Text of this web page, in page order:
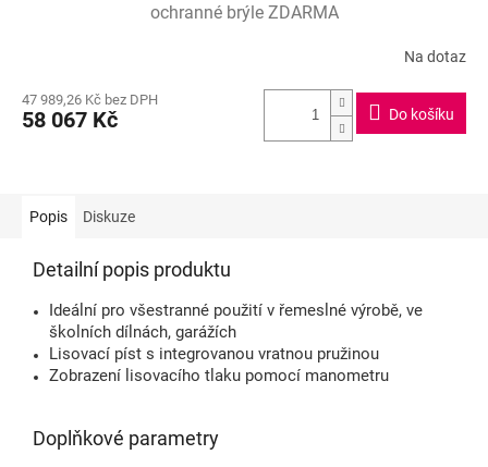
R
M
A
ochranné brýle ZDARMA
produktu
je
Na dotaz
47 989,26 Kč bez DPH
58 067 Kč Do košíku
Popis Diskuze
Detailní popis produktu
Ideální pro všestranné použití v řemeslné výrobě, ve
školních dílnách, garážích
Lisovací píst s integrovanou vratnou pružinou
Zobrazení lisovacího tlaku pomocí manometru
Doplňkové parametry